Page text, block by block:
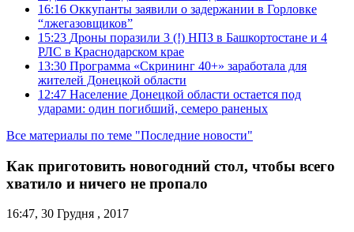
16:16 Оккупанты заявили о задержании в Горловке
“лжегазовщиков”
15:23 Дроны поразили 3 (!) НПЗ в Башкортостане и 4
РЛС в Краснодарском крае
13:30 Программа «Скрининг 40+» заработала для
жителей Донецкой области
12:47 Население Донецкой области остается под
ударами: один погибший, семеро раненых
Все материалы по теме "Последние новости"
Как приготовить новогодний стол, чтобы всего
хватило и ничего не пропало
16:47, 30 Грудня , 2017